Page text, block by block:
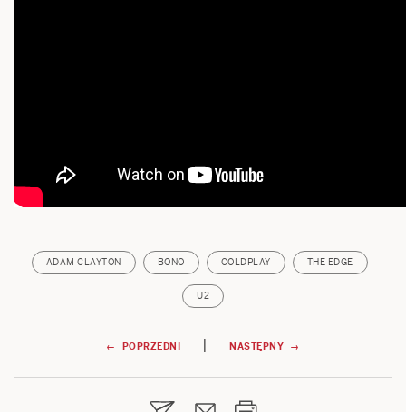
ADAM CLAYTON BONO COLDPLAY THE EDGE
U2
Nawigacja
wpisu
← POPRZEDNI | NASTĘPNY →